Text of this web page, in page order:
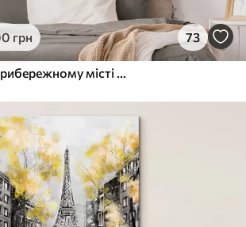
кольори
полотна
грн 73
Вузька вулиця в прибережному місті з білими будинками, червоними черепичними дахами та яскравими рожевими квітами